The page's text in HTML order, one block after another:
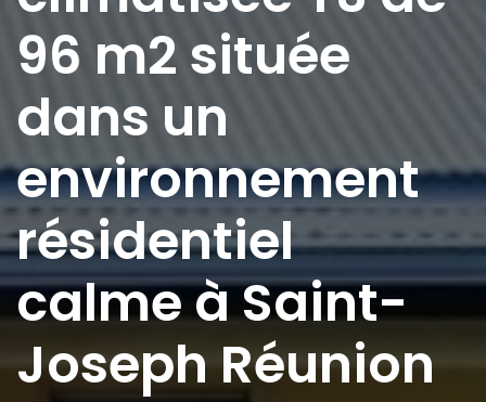
96 m2 située
dans un
environnement
résidentiel
calme à Saint-
Joseph Réunion